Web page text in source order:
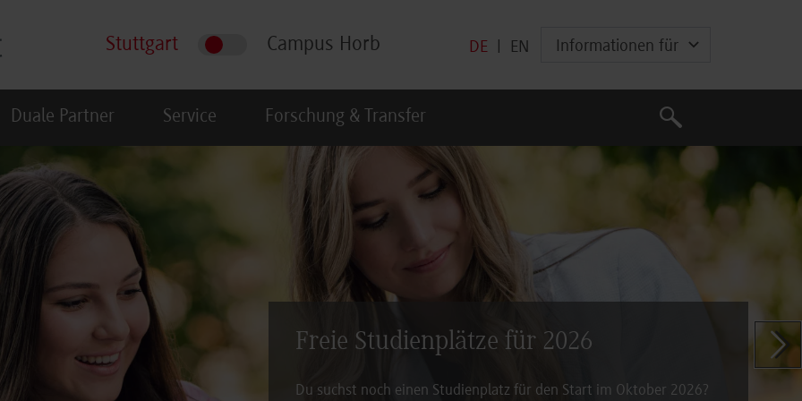
Stuttgart Campus Horb DE EN Informationen für
Duale Partner Service Forschung & Transfer
Suche
Suche
Freie Studienplätze für 2026
Du suchst noch einen Studienplatz für den Start im Oktober 2026?
Zeige